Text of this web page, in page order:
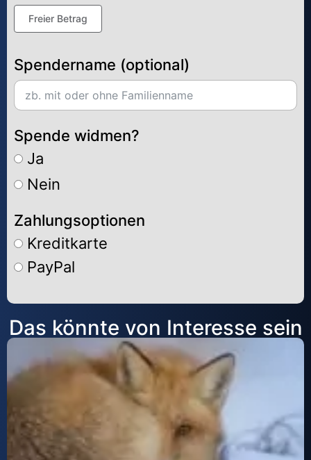
Freier Betrag
Spendername (optional)
Spende widmen?
Ja
Nein
Zahlungsoptionen
Kreditkarte
PayPal
Alternative:
Das könnte von Interesse sein